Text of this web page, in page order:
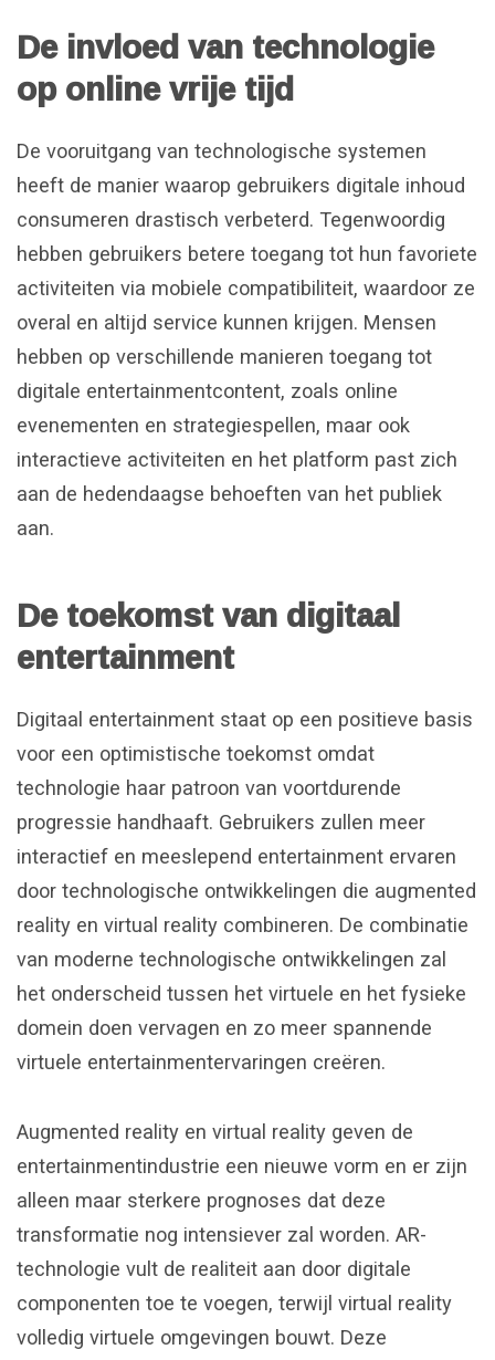
De invloed van technologie
op online vrije tijd
De vooruitgang van technologische systemen
heeft de manier waarop gebruikers digitale inhoud
consumeren drastisch verbeterd. Tegenwoordig
hebben gebruikers betere toegang tot hun favoriete
activiteiten via mobiele compatibiliteit, waardoor ze
overal en altijd service kunnen krijgen. Mensen
hebben op verschillende manieren toegang tot
digitale entertainmentcontent, zoals online
evenementen en strategiespellen, maar ook
interactieve activiteiten en het platform past zich
aan de hedendaagse behoeften van het publiek
aan.
De toekomst van digitaal
entertainment
Digitaal entertainment staat op een positieve basis
voor een optimistische toekomst omdat
technologie haar patroon van voortdurende
progressie handhaaft. Gebruikers zullen meer
interactief en meeslepend entertainment ervaren
door technologische ontwikkelingen die augmented
reality en virtual reality combineren. De combinatie
van moderne technologische ontwikkelingen zal
het onderscheid tussen het virtuele en het fysieke
domein doen vervagen en zo meer spannende
virtuele entertainmentervaringen creëren.
Augmented reality en virtual reality geven de
entertainmentindustrie een nieuwe vorm en er zijn
alleen maar sterkere prognoses dat deze
transformatie nog intensiever zal worden. AR-
technologie vult de realiteit aan door digitale
componenten toe te voegen, terwijl virtual reality
volledig virtuele omgevingen bouwt. Deze